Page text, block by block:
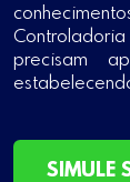
precisam
SIMULE